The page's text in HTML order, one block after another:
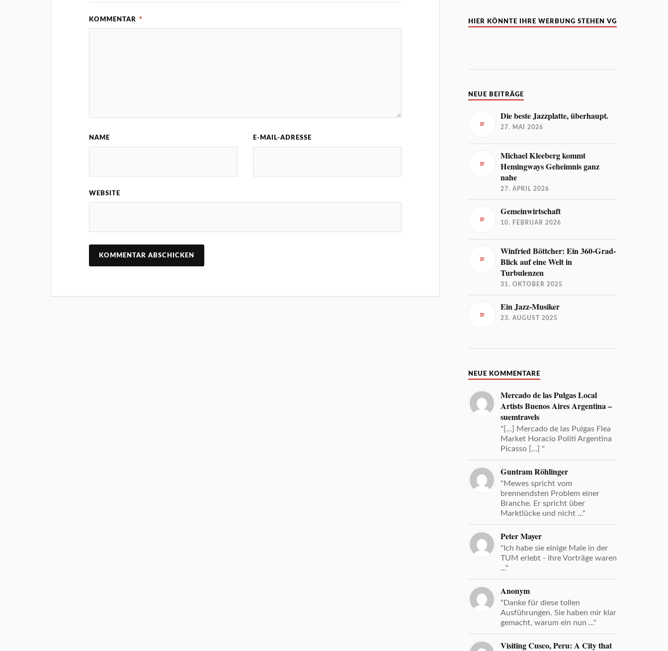
KOMMENTAR *
NAME E-MAIL-ADRESSE
WEBSITE
HIER KÖNNTE IHRE WERBUNG STEHEN VG
NEUE BEITRÄGE
Die beste Jazzplatte, überhaupt.
27. MAI 2026
Michael Kleeberg kommt
Hemingways Geheimnis ganz
nahe
27. APRIL 2026
Gemeinwirtschaft
10. FEBRUAR 2026
Winfried Böttcher: Ein 360-Grad-
Blick auf eine Welt in
Turbulenzen
31. OKTOBER 2025
Ein Jazz-Musiker
23. AUGUST 2025
NEUE KOMMENTARE
Mercado de las Pulgas Local
Artists Buenos Aires Argentina –
suemtravels
"[…] Mercado de las Pulgas Flea
Market Horacio Politi Argentina
Picasso […] "
Guntram Röhlinger
"Mewes spricht vom
brennendsten Problem einer
Branche. Er spricht über
Marktlücke und nicht ..."
Peter Mayer
"Ich habe sie einige Male in der
TUM erlebt - ihre Vorträge waren
..."
Anonym
"Danke für diese tollen
Ausführungen. Sie haben mir klar
gemacht, warum ein nun ..."
Visiting Cusco, Peru: A City that